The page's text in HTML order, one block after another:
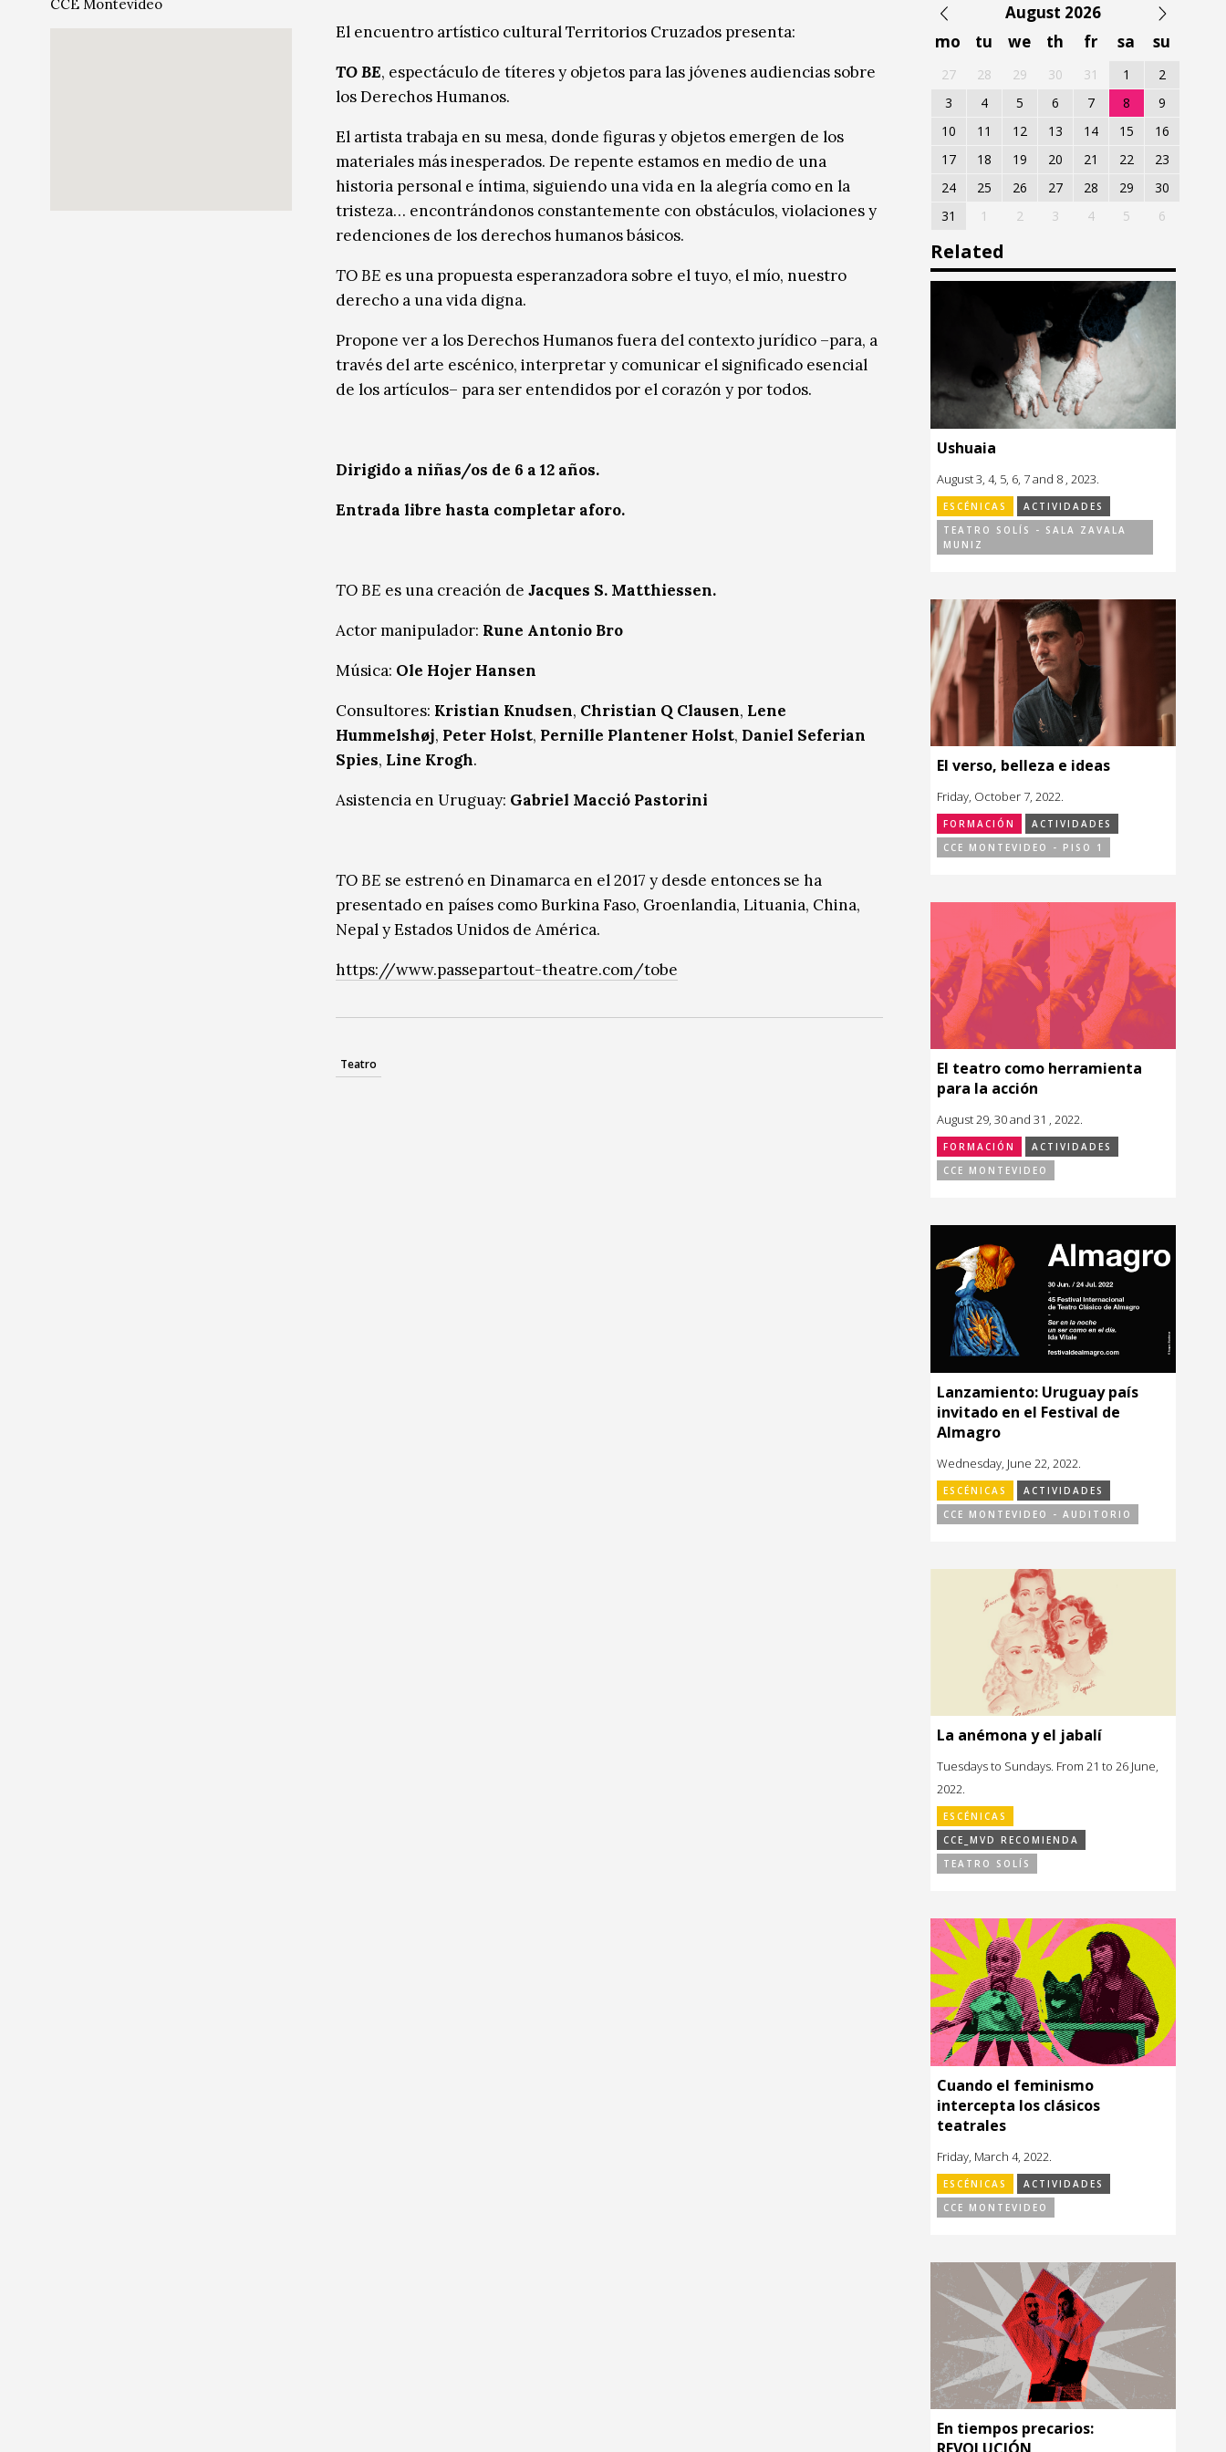
El encuentro artístico cultural Territorios Cruzados presenta:
TO BE, espectáculo de títeres y objetos para las jóvenes audiencias sobre
los Derechos Humanos.
El artista trabaja en su mesa, donde figuras y objetos emergen de los
materiales más inesperados. De repente estamos en medio de una
historia personal e íntima, siguiendo una vida en la alegría como en la
tristeza… encontrándonos constantemente con obstáculos, violaciones y
redenciones de los derechos humanos básicos.
TO BE es una propuesta esperanzadora sobre el tuyo, el mío, nuestro
derecho a una vida digna.
Propone ver a los Derechos Humanos fuera del contexto jurídico –para, a
través del arte escénico, interpretar y comunicar el significado esencial
de los artículos– para ser entendidos por el corazón y por todos.
Dirigido a niñas/os de 6 a 12 años.
Entrada libre hasta completar aforo.
TO BE es una creación de Jacques S. Matthiessen.
Actor manipulador: Rune Antonio Bro
Música: Ole Hojer Hansen
Consultores: Kristian Knudsen, Christian Q Clausen, Lene
Hummelshøj, Peter Holst, Pernille Plantener Holst, Daniel Seferian
Spies, Line Krogh.
Asistencia en Uruguay: Gabriel Macció Pastorini
TO BE se estrenó en Dinamarca en el 2017 y desde entonces se ha
presentado en países como Burkina Faso, Groenlandia, Lituania, China,
Nepal y Estados Unidos de América.
https://www.passepartout-theatre.com/tobe
Teatro
CCE Montevideo
August 2026
mo
tu we th fr sa su
27 28 29 30 31 1
2
3
4 5 6 7 8
9
10
11 12 13 14 15
16
17
18 19 20 21 22
23
24
25 26 27 28 29
30
31
1 2 3 4 5 6
Related
Ushuaia
August 3, 4, 5, 6, 7 and 8 , 2023.
ESCÉNICAS
ACTIVIDADES
TEATRO SOLÍS - SALA ZAVALA
MUNIZ
El verso, belleza e ideas
Friday, October 7, 2022.
FORMACIÓN
ACTIVIDADES
CCE MONTEVIDEO - PISO 1
El teatro como herramienta
para la acción
August 29, 30 and 31 , 2022.
FORMACIÓN
ACTIVIDADES
CCE MONTEVIDEO
Lanzamiento: Uruguay país
invitado en el Festival de
Almagro
Wednesday, June 22, 2022.
ESCÉNICAS
ACTIVIDADES
CCE MONTEVIDEO - AUDITORIO
La anémona y el jabalí
Tuesdays to Sundays. From 21 to 26 June,
2022.
ESCÉNICAS
CCE_MVD RECOMIENDA
TEATRO SOLÍS
Cuando el feminismo
intercepta los clásicos
teatrales
Friday, March 4, 2022.
ESCÉNICAS
ACTIVIDADES
CCE MONTEVIDEO
En tiempos precarios: